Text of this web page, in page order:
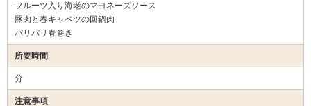
フルーツ入り海老のマヨネーズソース
豚肉と春キャベツの回鍋肉
パリパリ春巻き
所要時間
分
注意事項